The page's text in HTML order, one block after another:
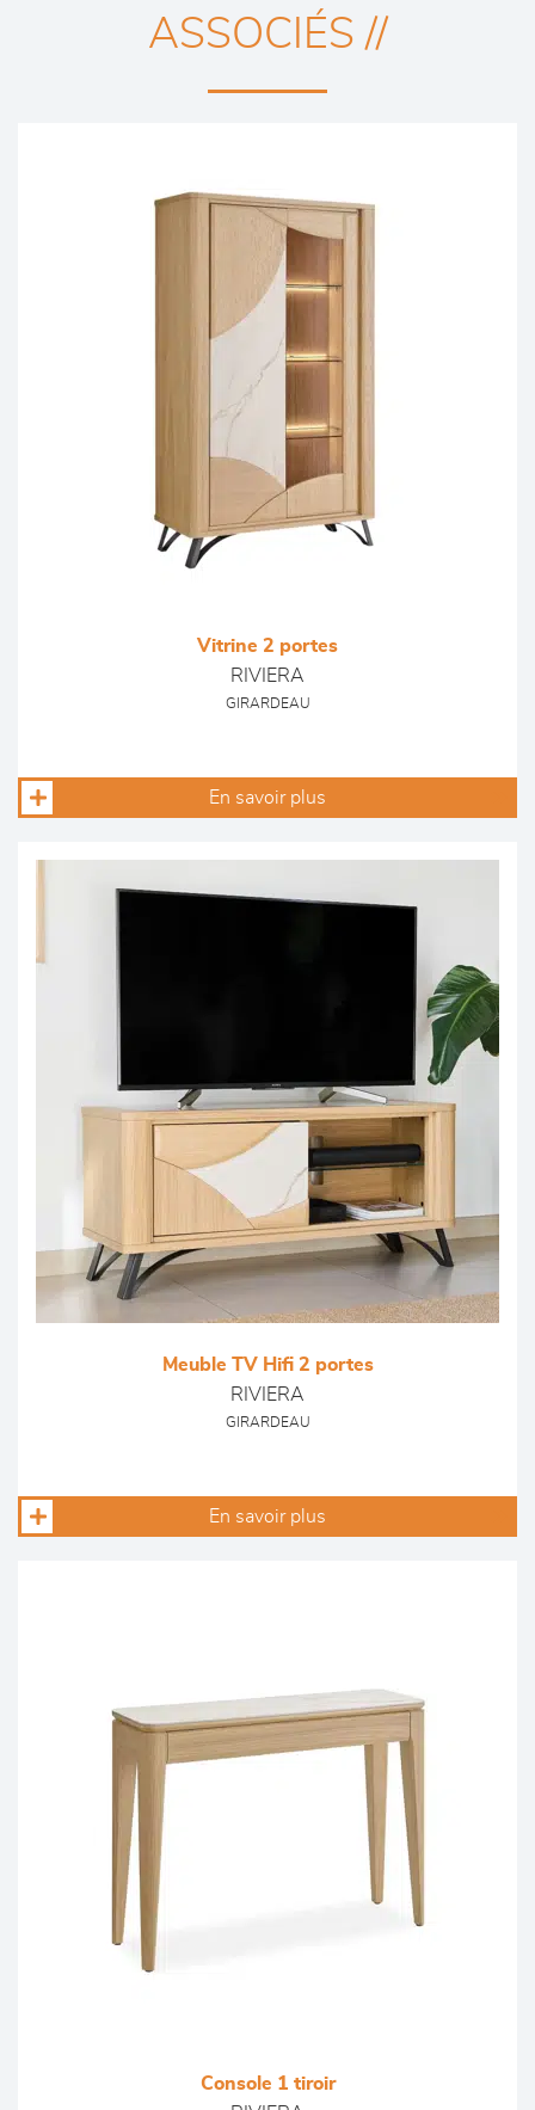
ASSOCIÉS //
Vitrine 2 portes
RIVIERA
GIRARDEAU
En savoir plus
Meuble TV Hifi 2 portes
RIVIERA
GIRARDEAU
En savoir plus
Console 1 tiroir